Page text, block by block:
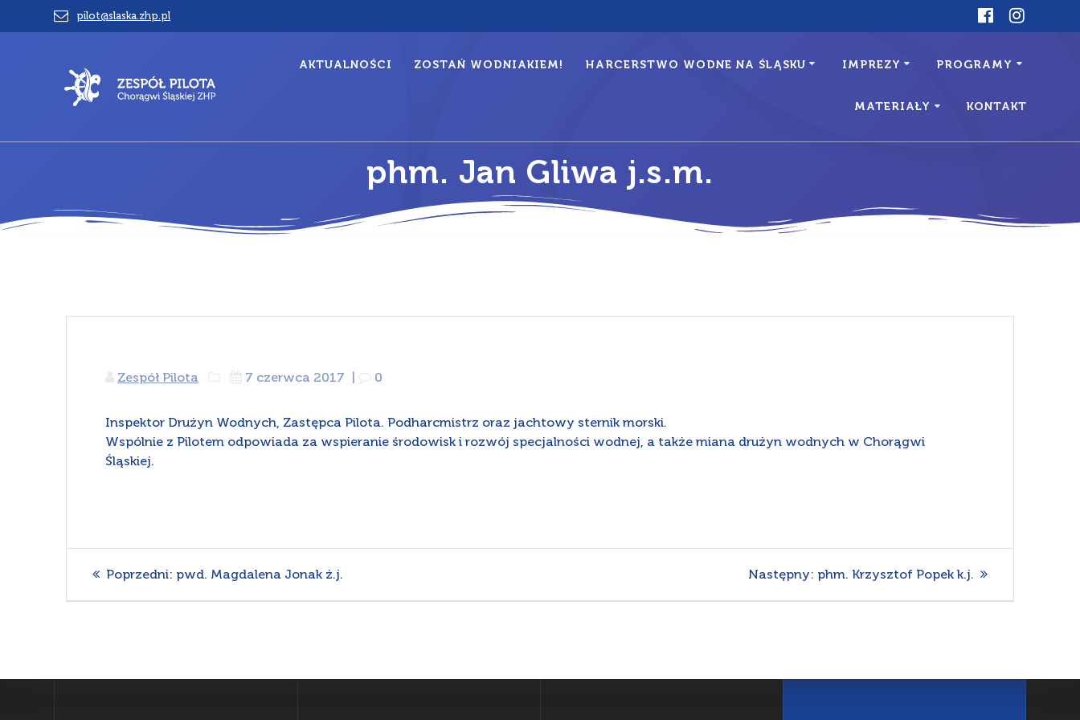
pilot@slaska.zhp.pl
AKTUALNOŚCI ZOSTAŃ WODNIAKIEM! HARCERSTWO WODNE NA ŚLĄSKU IMPREZY PROGRAMY
MATERIAŁY KONTAKT
phm. Jan Gliwa j.s.m.
Zespół Pilota 7 czerwca 2017 | 0
Inspektor Drużyn Wodnych, Zastępca Pilota. Podharcmistrz oraz jachtowy sternik morski.
Wspólnie z Pilotem odpowiada za wspieranie środowisk i rozwój specjalności wodnej, a także miana drużyn wodnych w Chorągwi
Śląskiej.
Nawigacja
wpisu
Poprzedni: Poprzedni
pwd. Magdalena Jonak ż.j. Następny: Następny
phm. Krzysztof Popek k.j.